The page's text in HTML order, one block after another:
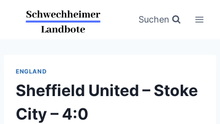
Suchen
ENGLAND
Sheffield United – Stoke
City – 4:0